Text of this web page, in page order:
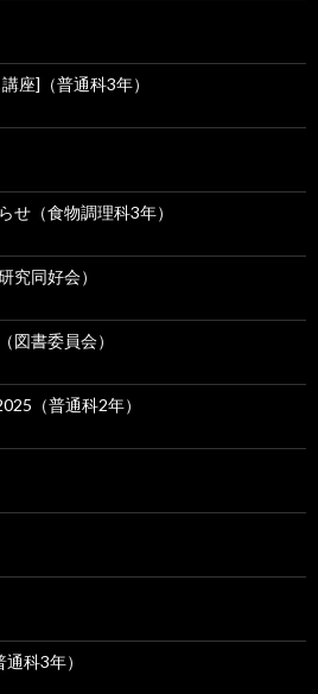
座]（普通科3年）
せ（食物調理科3年）
究同好会）
図書委員会）
（普通科2年）
科3年）